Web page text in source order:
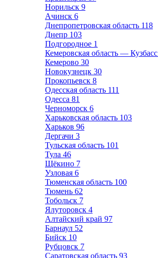
Норильск 9
Ачинск 6
Днепропетровская область 118
Днепр 103
Подгородное 1
Кемеровская область — Кузбасс
Кемерово 30
Новокузнецк 30
Прокопьевск 8
Одесская область 111
Одесса 81
Черноморск 6
Харьковская область 103
Харьков 96
Дергачи 3
Тульская область 101
Тула 46
Щёкино 7
Узловая 6
Тюменская область 100
Тюмень 62
Тобольск 7
Ялуторовск 4
Алтайский край 97
Барнаул 52
Бийск 10
Рубцовск 7
Саратовская область 93